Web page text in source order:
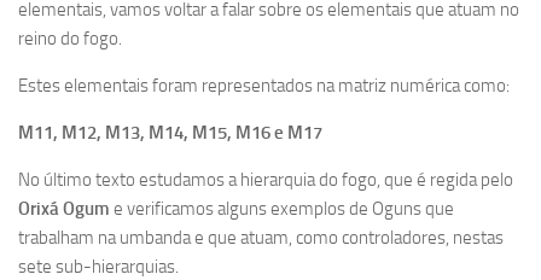
elementais, vamos voltar a falar sobre os elementais que atuam no
reino do fogo.
Estes elementais foram representados na matriz numérica como:
M11, M12, M13, M14, M15, M16 e M17
No último texto estudamos a hierarquia do fogo, que é regida pelo
Orixá Ogum e verificamos alguns exemplos de Oguns que
trabalham na umbanda e que atuam, como controladores, nestas
sete sub-hierarquias.